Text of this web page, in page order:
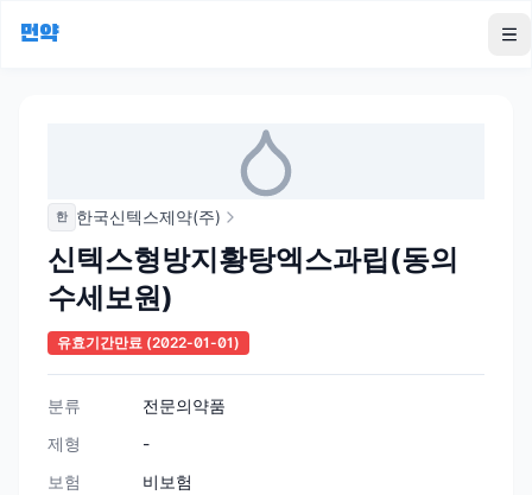
먼약
한 한국신텍스제약(주)
신텍스형방지황탕엑스과립(동의
수세보원)
유효기간만료 (2022-01-01)
분류
전문의약품
제형
-
보험
비보험